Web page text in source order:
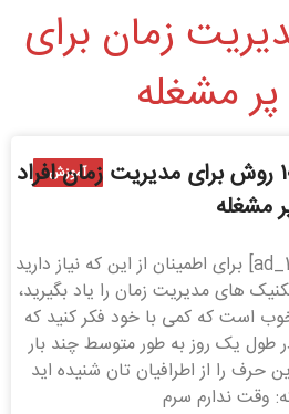
زمان برای
پر مشغله
آموزش
۱۰ روش برای مدیریت زمان افراد
مشغله
[ad_1] برای اطمینان از این که نیاز دارید
های مدیریت زمان را یاد بگیرید،
است که کمی با خود فکر کنید که
طول یک روز به طور متوسط چند بار
حرف را از اطرافیان تان شنیده اید
وقت ندارم سرم